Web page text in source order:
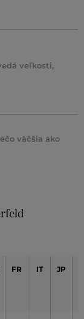
veľkosti,
väčšia ako
FR IT JP